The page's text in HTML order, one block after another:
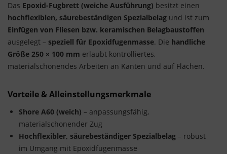
Das Epoxid-Fugbrett (weiche Ausführung) besitzt einen
hochflexiblen, säurebeständigen Spezialbelag und ist zum
Einfügen von Fliesen bzw. keramischen Belagbaustoffen
ausgelegt – speziell für Epoxidfugenmasse. Die handliche
Größe 250 × 100 mm erlaubt kontrolliertes,
materialschonendes Arbeiten an Kanten und auf Flächen.
Vorteile & Alleinstellungsmerkmale
Shore A60 (weich) – anpassungsfähig,
materialschonender Zug
Hochflexibler, säurebeständiger Spezialbelag – robust
im Umgang mit Epoxidfugenmasse